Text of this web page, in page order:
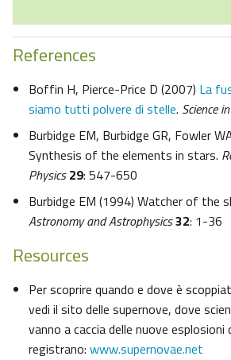
References
Boffin H, Pierce-Price D (2007) La
siamo tutti polvere di stelle. Science
Burbidge EM, Burbidge GR, Fowler
Synthesis of the elements in stars.
Physics29: 547-650
Burbidge EM (1994) Watcher of the
Astronomy and Astrophysics32: 1-36
Resources
Per scoprire quando e dove è
vedi il sito delle supernove, dove
vanno a caccia delle nuove esplosioni
registrano: www.supernovae.net